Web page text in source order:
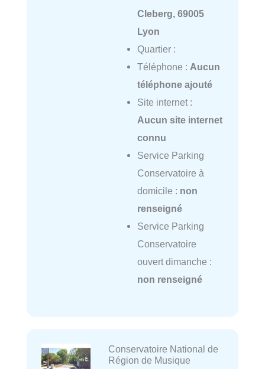
Cleberg, 69005
Lyon
Quartier :
Téléphone : Aucun
téléphone ajouté
Site internet :
Aucun site internet
connu
Service Parking
Conservatoire à
domicile : non
renseigné
Service Parking
Conservatoire
ouvert dimanche :
non renseigné
Conservatoire National de
Région de Musique